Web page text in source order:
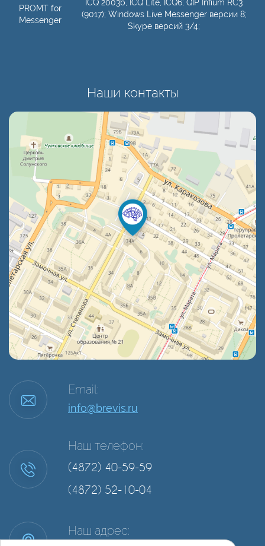
PROMT for
Messenger
ICQ 2003b, ICQ Lite, ICQ6; QIP Infium RC3
(9017); Windows Live Messenger версии 8;
Skype версий 3/4;
Наши контакты
Email:
info@brevis.ru
Наш телефон:
(4872) 40-59-59
(4872) 52-10-04
Наш адрес: